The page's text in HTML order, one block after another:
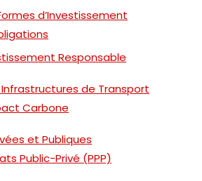
d’Investissement
Responsable
de Transport
Carbone
et Publiques
Public-Privé (PPP)